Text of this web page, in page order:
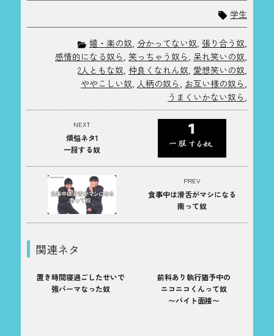
学生
嬉・楽の奴, 分かってない奴, 張り合う奴,
感情的になる奴ら, 笑っちゃう奴ら, 呆れ笑いの奴,
2人ともな奴, 仲良くなれん奴, 愛想笑いの奴,
ややこしい奴, 人柄の奴ら, お互い様の奴ら,
うまくいかない奴ら,
PREV
食事中は滑舌がマシになる
南って奴
NEXT
煩悩ネタ1
一服する奴
関連ネタ
置き時間寝過ごしたせいで
強パーマなった奴
前科あり執行猶予中の
ニコニコくんって奴
〜バイト面接〜